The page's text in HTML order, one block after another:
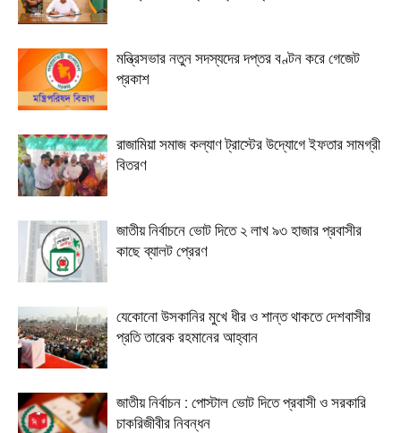
মন্ত্রিসভার নতুন সদস্যদের দপ্তর বণ্টন করে গেজেট
প্রকাশ
রাজামিয়া সমাজ কল্যাণ ট্রাস্টের উদ্যোগে ইফতার সামগ্রী
বিতরণ
জাতীয় নির্বাচনে ভোট দিতে ২ লাখ ৯৩ হাজার প্রবাসীর
কাছে ব্যালট প্রেরণ
যেকোনো উসকানির মুখে ধীর ও শান্ত থাকতে দেশবাসীর
প্রতি তারেক রহমানের আহ্বান
জাতীয় নির্বাচন : পোস্টাল ভোট দিতে প্রবাসী ও সরকারি
চাকরিজীবীর নিবন্ধন